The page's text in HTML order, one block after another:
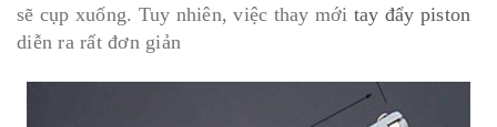
sẽ cụp xuống. Tuy nhiên, việc thay mới tay đẩy piston
diễn ra rất đơn giản